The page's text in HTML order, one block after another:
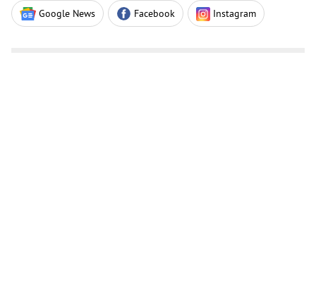
Google News Facebook Instagram